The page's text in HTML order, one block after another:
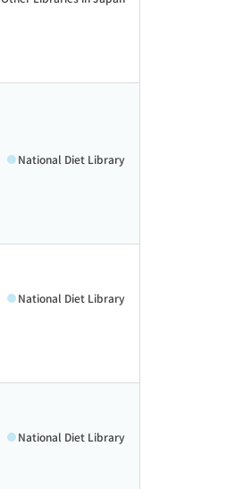
National Diet Library
National Diet Library
National Diet Library